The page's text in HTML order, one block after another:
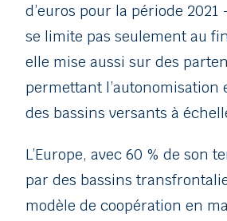
d’euros pour la période 2021
se limite pas seulement au
elle mise aussi sur des
permettant l’autonomisation
des bassins versants à
L’Europe, avec 60 % de son
par des bassins
modèle de coopération en